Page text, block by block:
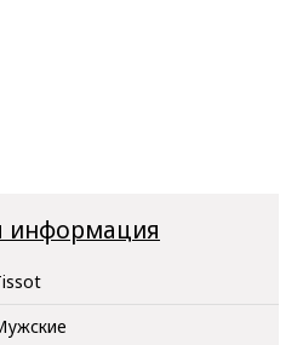
информация